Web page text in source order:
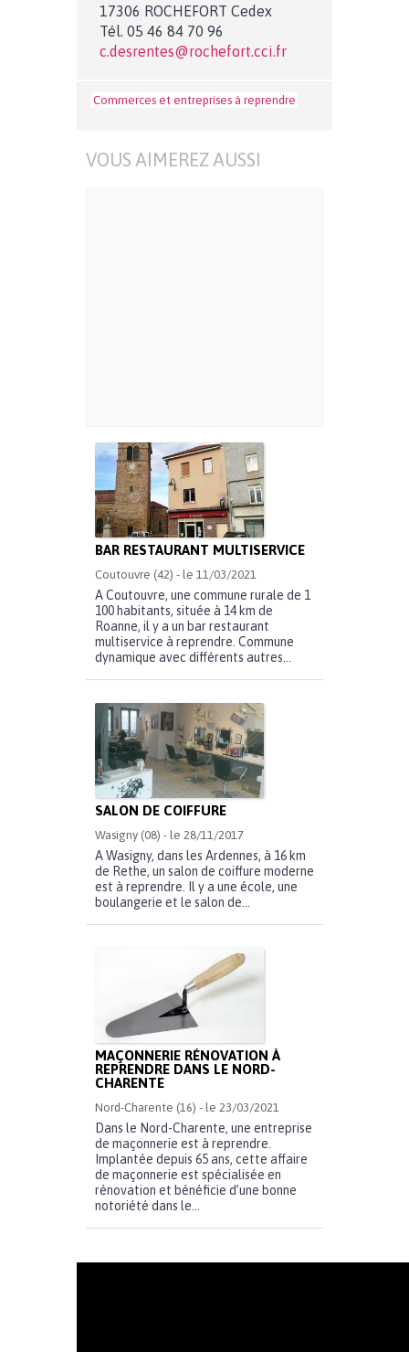
17306 ROCHEFORT Cedex
Tél. 05 46 84 70 96
c.desrentes@rochefort.cci.fr
Commerces et entreprises à reprendre
VOUS AIMEREZ AUSSI
BAR RESTAURANT MULTISERVICE
Coutouvre (42) - le 11/03/2021
A Coutouvre, une commune rurale de 1
100 habitants, située à 14 km de
Roanne, il y a un bar restaurant
multiservice à reprendre. Commune
dynamique avec différents autres...
SALON DE COIFFURE
Wasigny (08) - le 28/11/2017
A Wasigny, dans les Ardennes, à 16 km
de Rethe, un salon de coiffure moderne
est à reprendre. Il y a une école, une
boulangerie et le salon de...
MAÇONNERIE RÉNOVATION À
REPRENDRE DANS LE NORD-
CHARENTE
Nord-Charente (16) - le 23/03/2021
Dans le Nord-Charente, une entreprise
de maçonnerie est à reprendre.
Implantée depuis 65 ans, cette affaire
de maçonnerie est spécialisée en
rénovation et bénéficie d’une bonne
notoriété dans le...